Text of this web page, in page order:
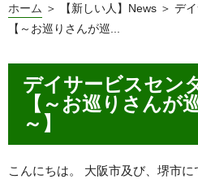
ホーム ＞ 【新しい人】News ＞ デ
【～お巡りさんが巡...
デイサービスセン
【～お巡りさんが
～】
こんにちは。 大阪市及び、堺市